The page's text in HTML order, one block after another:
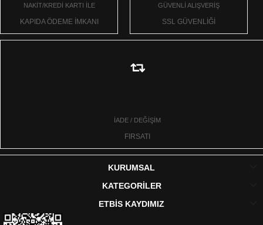
NAKİT/KREDİ KARTI İLE
KAPIDA ÖDEME İMKANI
GÜVENLİ ALIŞVERİŞ
SSL GÜVENLİĞİ
İADE / DEĞİŞİM
FIRSATI
KURUMSAL
KATEGORİLER
ETBİS KAYDIMIZ